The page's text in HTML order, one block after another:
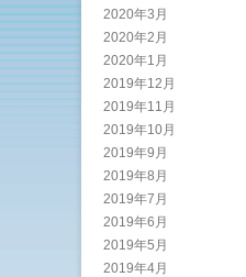
2020年3月
2020年2月
2020年1月
2019年12月
2019年11月
2019年10月
2019年9月
2019年8月
2019年7月
2019年6月
2019年5月
2019年4月